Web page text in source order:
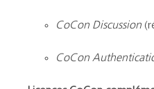
CoCon Discussion
CoCon